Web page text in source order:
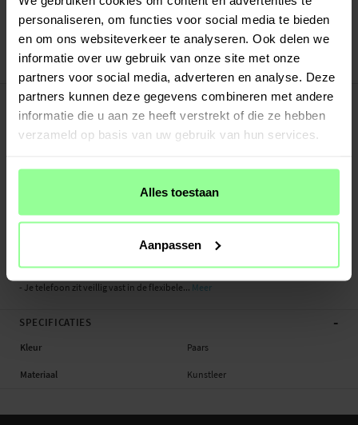
personaliseren, om functies voor social media te bieden
en om ons websiteverkeer te analyseren. Ook delen we
informatie over uw gebruik van onze site met onze
partners voor social media, adverteren en analyse. Deze
partners kunnen deze gegevens combineren met andere
informatie die u aan ze heeft verstrekt of die ze hebben
verzameld op basis van uw gebruik van hun services.
Alles toestaan
Aanpassen
Veilig betalen met Klarna of Paypal
30 dagen retourrecht
Art number:24426
PRODUCTBESCHRIJVING
Bookcover hoesje met een vlinderdessin in het leer gestanst voor Samsung
Galaxy A40. Het hoesje is zowel mooi als functioneel en beschermt je hele
Aan de binnenkant van de voorflap kun je meerdere betaalpasjes,
briefgeld of bonnetjes. De flap beschermt het scherm tegen krassen en wordt
gesloten met een magneetsluiting.
- Het hoesje beschermt zowel voor- als achterzijde van de telefoon
- Je telefoon zit veillig vast in de flexibele... Meer
SPECIFICATIES -
Kleur Paars
Materiaal Kunstleer